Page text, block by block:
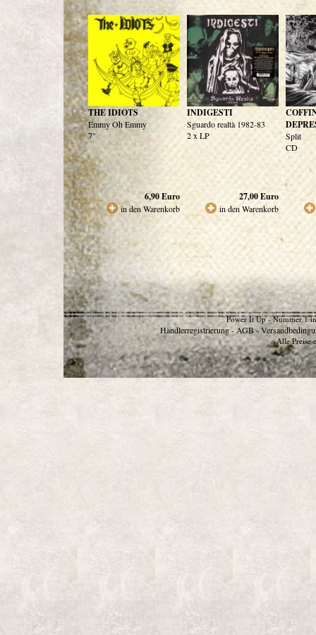
THE IDIOTS
Emmy Oh Emmy
7"
6,90Euro
in den Warenkorb
INDIGESTI
Sguardo realtà 1982-83
2 x LP
27,00Euro
in den Warenkorb
Split
CD
Power It Up - Nummer 1
Händlerregistrierung - AGB -
Alle Preise